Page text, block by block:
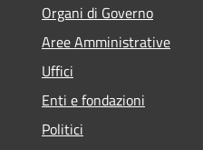
Organi di Governo
Aree Amministrative
Uffici
Enti e fondazioni
Politici